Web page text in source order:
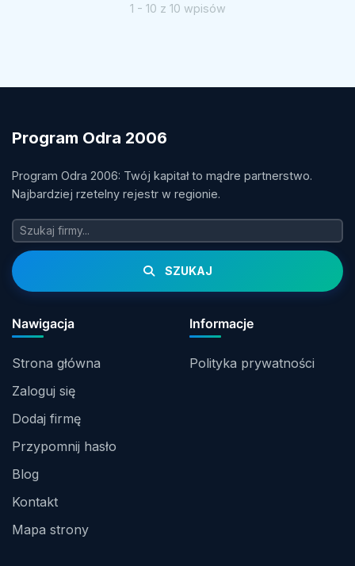
1 - 10 z 10 wpisów
Program Odra 2006
Program Odra 2006: Twój kapitał to mądre partnerstwo.
Najbardziej rzetelny rejestr w regionie.
SZUKAJ
Nawigacja
Strona główna
Zaloguj się
Dodaj firmę
Przypomnij hasło
Blog
Kontakt
Mapa strony
Informacje
Polityka prywatności